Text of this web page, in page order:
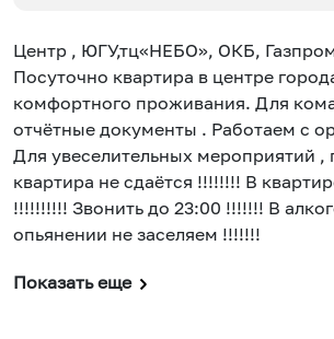
Центр , ЮГУ,тц«НЕБО», ОКБ,
Посуточно квартира в центре
комфортного проживания. Для
отчётные документы . Работаем с
Для увеселительных мероприятий ,
квартира не сдаётся !!!!!!!! В
!!!!!!!!!! Звонить до 23:00 !!!!!!! В
опьянении не заселяем !!!!!!!
Показать еще